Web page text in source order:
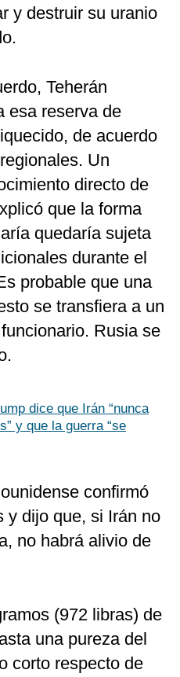
y destruir su uranio
Teherán
esa reserva de
de acuerdo
Un
directo de
que la forma
quedaría sujeta
durante el
probable que una
se transfiera a un
Rusia se
dice que Irán “nunca
y que la guerra “se
confirmó
y dijo que, si Irán no
no habrá alivio de
(972 libras) de
una pureza del
corto respecto de